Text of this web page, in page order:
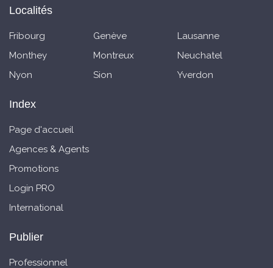
Localités
Fribourg Genève
Lausanne
Monthey
Montreux
Neuchatel
Nyon
Sion Yverdon
Index
Page d'accueil
Agences & Agents
Promotions
Login PRO
International
Publier
Professionnel